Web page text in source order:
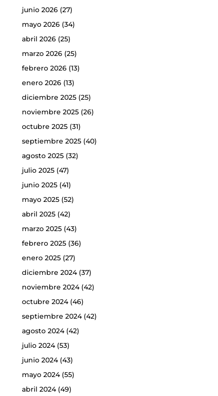
junio 2026(27)
mayo 2026(34)
abril 2026(25)
marzo 2026(25)
febrero 2026(13)
enero 2026(13)
diciembre 2025(25)
noviembre 2025(26)
octubre 2025(31)
septiembre 2025(40)
agosto 2025(32)
julio 2025(47)
junio 2025(41)
mayo 2025(52)
abril 2025(42)
marzo 2025(43)
febrero 2025(36)
enero 2025(27)
diciembre 2024(37)
noviembre 2024(42)
octubre 2024(46)
septiembre 2024(42)
agosto 2024(42)
julio 2024(53)
junio 2024(43)
mayo 2024(55)
abril 2024(49)